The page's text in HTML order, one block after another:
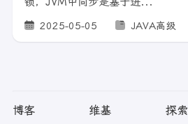
2025-05-05 JAVA高级
博客 维基 探索